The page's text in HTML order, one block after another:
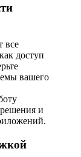
все
доступ
вашего
и